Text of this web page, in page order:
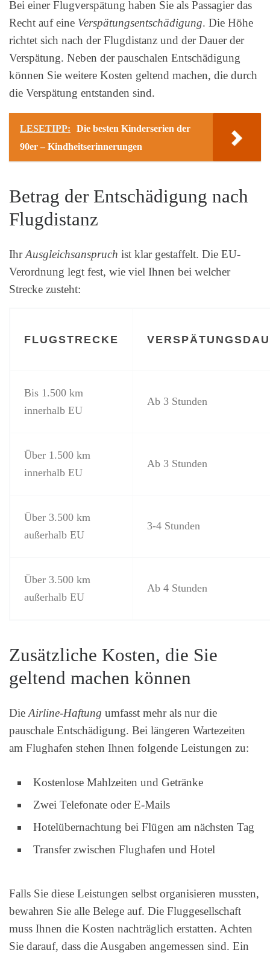
Bei einer Flugverspätung haben Sie als Passagier das
Recht auf eine Verspätungsentschädigung. Die Höhe
richtet sich nach der Flugdistanz und der Dauer der
Verspätung. Neben der pauschalen Entschädigung
können Sie weitere Kosten geltend machen, die durch
die Verspätung entstanden sind.
LESETIPP:
Die besten Kinderserien der
90er – Kindheitserinnerungen
Betrag der Entschädigung nach
Flugdistanz
IhrAusgleichsanspruch ist klar gestaffelt. Die EU-
Verordnung legt fest, wie viel Ihnen bei welcher
Strecke zusteht:
FLUGSTRECKE
Bis 1.500 km
innerhalb EU
Ab 3 Stunden
Über 1.500 km
innerhalb EU
Ab 3 Stunden
Über 3.500 km
außerhalb EU
3-4 Stunden
Über 3.500 km
außerhalb EU
Ab 4 Stunden
Zusätzliche Kosten, die Sie
geltend machen können
Die Airline-Haftung umfasst mehr als nur die
pauschale Entschädigung. Bei längeren Wartezeiten
am Flughafen stehen Ihnen folgende Leistungen zu:
Kostenlose Mahlzeiten und Getränke
Zwei Telefonate oder E-Mails
Hotelübernachtung bei Flügen am nächsten Tag
Transfer zwischen Flughafen und Hotel
Falls Sie diese Leistungen selbst organisieren mussten,
bewahren Sie alle Belege auf. Die Fluggesellschaft
muss Ihnen die Kosten nachträglich erstatten. Achten
Sie darauf, dass die Ausgaben angemessen sind. Ein